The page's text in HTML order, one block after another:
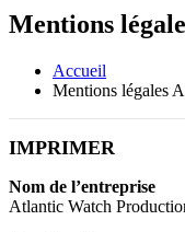
Mentions
Accueil
Mentions légales
IMPRIMER
Nom de l’entreprise
Atlantic Watch